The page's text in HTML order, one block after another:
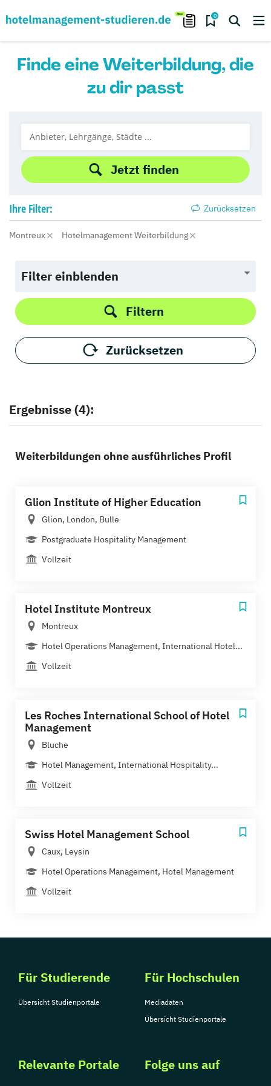
0
Finde eine Weiterbildung, die
zu dir passt
Jetzt finden
Ihre Filter: Zurücksetzen
Montreux Hotelmanagement Weiterbildung
Filter einblenden
Filtern
Zurücksetzen
Ergebnisse (4):
Weiterbildungen ohne ausführliches Profil
Glion Institute of Higher Education
Glion, London, Bulle
Postgraduate Hospitality Management
Vollzeit
Hotel Institute Montreux
Montreux
Hotel Operations Management, International Hotel...
Vollzeit
Les Roches International School of Hotel
Management
Bluche
Hotel Management, International Hospitality...
Vollzeit
Swiss Hotel Management School
Caux, Leysin
Hotel Operations Management, Hotel Management
Vollzeit
Für Studierende
Übersicht Studienportale
Für Hochschulen
Mediadaten
Übersicht Studienportale
Relevante Portale Folge uns auf